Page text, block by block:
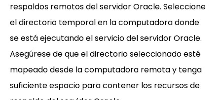
respaldos remotos del servidor Oracle. Seleccione
el directorio temporal en la computadora donde
se está ejecutando el servicio del servidor Oracle.
Asegúrese de que el directorio seleccionado esté
mapeado desde la computadora remota y tenga
suficiente espacio para contener los recursos de